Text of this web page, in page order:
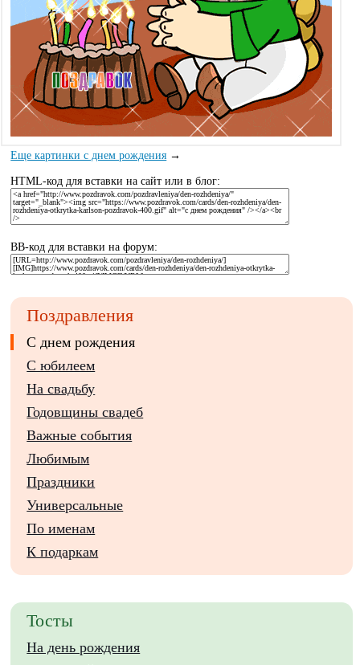
Еще картинки с днем рождения →
HTML-код для вставки на сайт или в блог:
BB-код для вставки на форум:
Поздравления
С днем рождения
С юбилеем
На свадьбу
Годовщины свадеб
Важные события
Любимым
Праздники
Универсальные
По именам
К подаркам
Тосты
На день рождения